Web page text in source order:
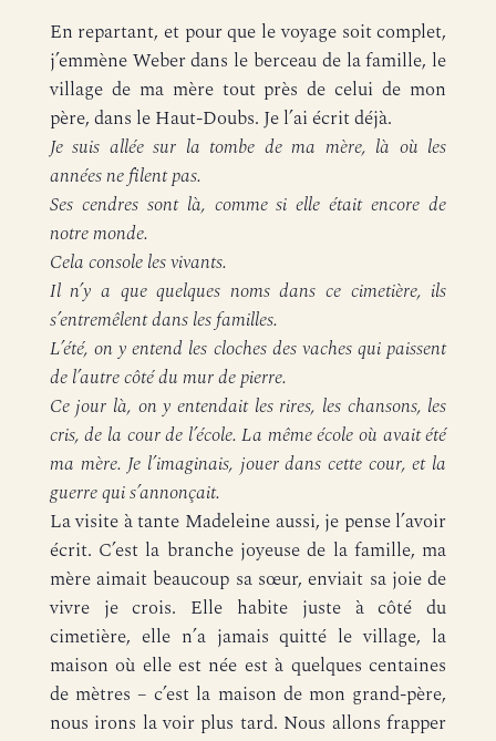
En repartant, et pour que le voyage soit complet,
j’emmène Weber dans le berceau de la famille, le
village de ma mère tout près de celui de mon
père, dans le Haut-Doubs. Je l’ai écrit déjà.
Je suis allée sur la tombe de ma mère, là où les
années ne filent pas.
Ses cendres sont là, comme si elle était encore de
notre monde.
Cela console les vivants.
Il n’y a que quelques noms dans ce cimetière, ils
s’entremêlent dans les familles.
L’été, on y entend les cloches des vaches qui paissent
de l’autre côté du mur de pierre.
Ce jour là, on y entendait les rires, les chansons, les
cris, de la cour de l’école. La même école où avait été
ma mère. Je l’imaginais, jouer dans cette cour, et la
guerre qui s’annonçait.
La visite à tante Madeleine aussi, je pense l’avoir
écrit. C’est la branche joyeuse de la famille, ma
mère aimait beaucoup sa sœur, enviait sa joie de
vivre je crois. Elle habite juste à côté du
cimetière, elle n’a jamais quitté le village, la
maison où elle est née est à quelques centaines
de mètres – c’est la maison de mon grand-père,
nous irons la voir plus tard. Nous allons frapper